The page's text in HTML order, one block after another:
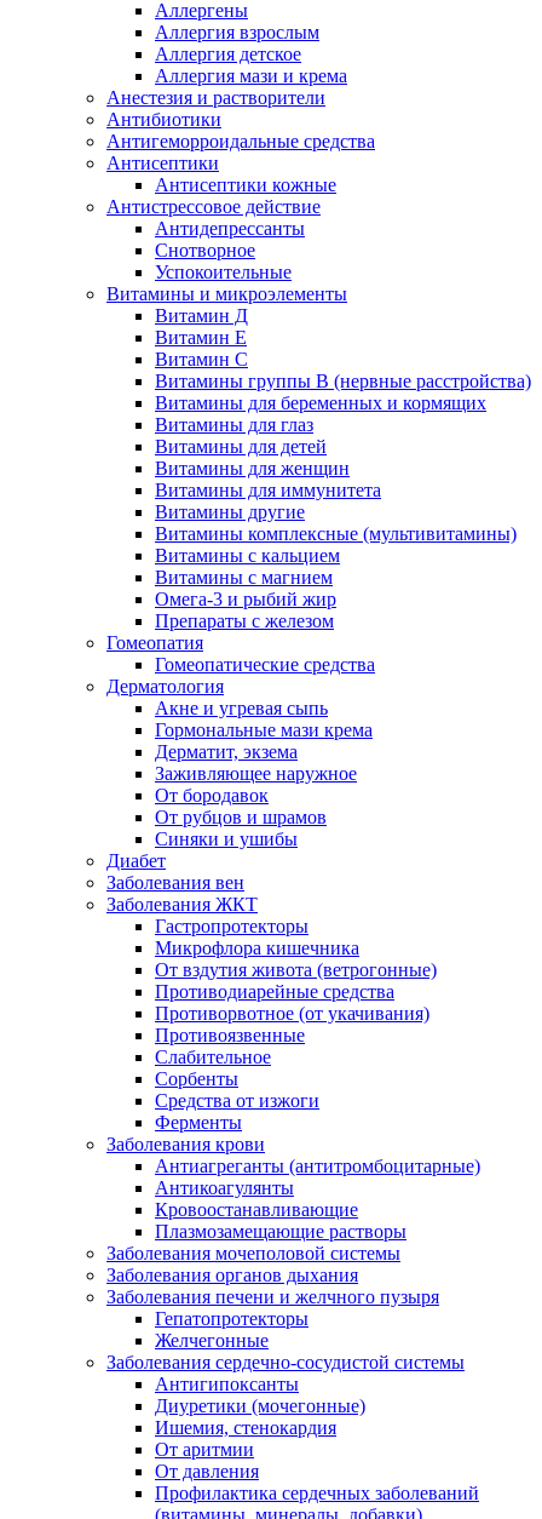
Аллергены
Аллергия взрослым
Аллергия детское
Аллергия мази и крема
Анестезия и растворители
Антибиотики
Антигеморроидальные средства
Антисептики
Антисептики кожные
Антистрессовое действие
Антидепрессанты
Снотворное
Успокоительные
Витамины и микроэлементы
Витамин Д
Витамин Е
Витамин С
Витамины группы В (нервные расстройства)
Витамины для беременных и кормящих
Витамины для глаз
Витамины для детей
Витамины для женщин
Витамины для иммунитета
Витамины другие
Витамины комплексные (мультивитамины)
Витамины с кальцием
Витамины с магнием
Омега-3 и рыбий жир
Препараты с железом
Гомеопатия
Гомеопатические средства
Дерматология
Акне и угревая сыпь
Гормональные мази крема
Дерматит, экзема
Заживляющее наружное
От бородавок
От рубцов и шрамов
Синяки и ушибы
Диабет
Заболевания вен
Заболевания ЖКТ
Гастропротекторы
Микрофлора кишечника
От вздутия живота (ветрогонные)
Противодиарейные средства
Противорвотное (от укачивания)
Противоязвенные
Слабительное
Сорбенты
Средства от изжоги
Ферменты
Заболевания крови
Антиагреганты (антитромбоцитарные)
Антикоагулянты
Кровоостанавливающие
Плазмозамещающие растворы
Заболевания мочеполовой системы
Заболевания органов дыхания
Заболевания печени и желчного пузыря
Гепатопротекторы
Желчегонные
Заболевания сердечно-сосудистой системы
Антигипоксанты
Диуретики (мочегонные)
Ишемия, стенокардия
От аритмии
От давления
Профилактика сердечных заболеваний
(витамины, минералы, добавки)